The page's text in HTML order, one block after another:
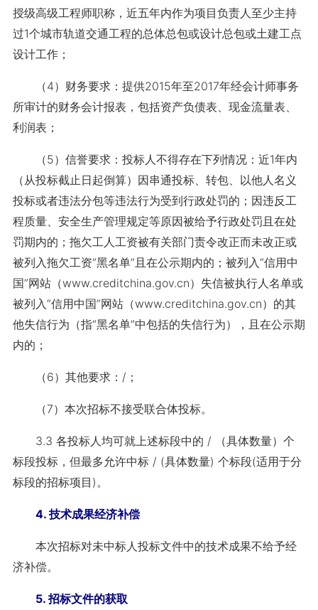
授级高级工程师职称，近五年内作为项目负责人至少主持
过1个城市轨道交通工程的总体总包或设计总包或土建工点
设计工作；
（4）财务要求：提供2015年至2017年经会计师事务
所审计的财务会计报表，包括资产负债表、现金流量表、
利润表；
（5）信誉要求：投标人不得存在下列情况：近1年内
（从投标截止日起倒算）因串通投标、转包、以他人名义
投标或者违法分包等违法行为受到行政处罚的；因违反工
程质量、安全生产管理规定等原因被给予行政处罚且在处
罚期内的；拖欠工人工资被有关部门责令改正而未改正或
被列入拖欠工资“黑名单”且在公示期内的；被列入“信用中
国”网站（www.creditchina.gov.cn）失信被执行人名单或
被列入“信用中国”网站（www.creditchina.gov.cn）的其
他失信行为（指“黑名单”中包括的失信行为），且在公示期
内的；
（6）其他要求：/；
（7）本次招标不接受联合体投标。
3.3 各投标人均可就上述标段中的 / （具体数量）个
标段投标，但最多允许中标 / (具体数量) 个标段(适用于分
标段的招标项目)。
4. 技术成果经济补偿
本次招标对未中标人投标文件中的技术成果不给予经
济补偿。
5. 招标文件的获取